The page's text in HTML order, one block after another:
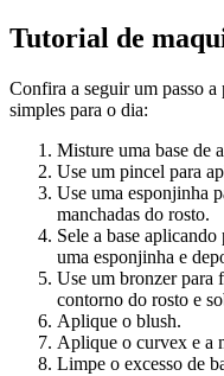
Tutorial de
Confira a seguir um passo a
simples para o dia:
Misture uma base de
Use um pincel para
Use uma esponjinha
manchadas do rosto.
Sele a base
uma esponjinha e
Use um bronzer para
contorno do rosto e
Aplique o blush.
Aplique o curvex e a
Limpe o excesso de